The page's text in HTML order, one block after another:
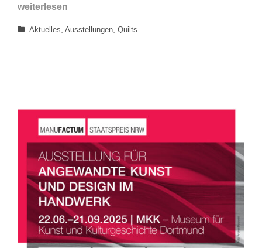
weiterlesen
Categories
Aktuelles Ausstellungen Quilts